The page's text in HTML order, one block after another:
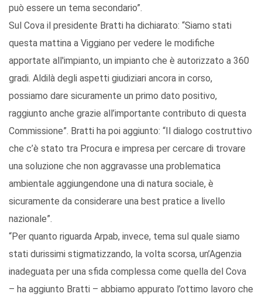
può essere un tema secondario”.
Sul Cova il presidente Bratti ha dichiarato: “Siamo stati
questa mattina a Viggiano per vedere le modifiche
apportate all'impianto, un impianto che è autorizzato a 360
gradi. Aldilà degli aspetti giudiziari ancora in corso,
possiamo dare sicuramente un primo dato positivo,
raggiunto anche grazie all’importante contributo di questa
Commissione”. Bratti ha poi aggiunto: “Il dialogo costruttivo
che c’è stato tra Procura e impresa per cercare di trovare
una soluzione che non aggravasse una problematica
ambientale aggiungendone una di natura sociale, è
sicuramente da considerare una best pratice a livello
nazionale”.
“Per quanto riguarda Arpab, invece, tema sul quale siamo
stati durissimi stigmatizzando, la volta scorsa, un’Agenzia
inadeguata per una sfida complessa come quella del Cova
– ha aggiunto Bratti – abbiamo appurato l’ottimo lavoro che